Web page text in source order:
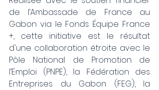
de l’Ambassade de France au
Gabon via le Fonds Équipe France
+, cette initiative est le résultat
d'une collaboration étroite avec le
Pôle National de Promotion de
l’Emploi (PNPE), la Fédération des
Entreprises du Gabon (FEG), la